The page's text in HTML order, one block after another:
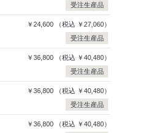
受注生産品
￥24,600 （税込 ￥27,060）
受注生産品
￥36,800 （税込 ￥40,480）
受注生産品
￥36,800 （税込 ￥40,480）
受注生産品
￥36,800 （税込 ￥40,480）